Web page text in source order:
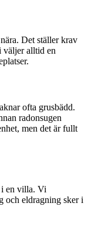
Det ställer krav
väljer alltid en
ofta grusbädd.
radonsugen
men det är fullt
i en villa. Vi
och eldragning sker i